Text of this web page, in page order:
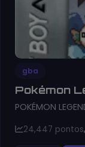
gba
Pokémon
POKÉMON
24,447 pontos